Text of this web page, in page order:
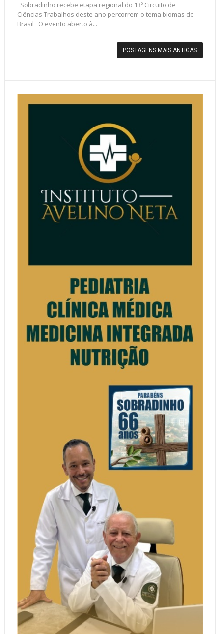
Sobradinho recebe etapa regional do 13º Circuito de
Ciências Trabalhos deste ano percorrem o tema biomas do
Brasil O evento aberto à...
POSTAGENS MAIS ANTIGAS